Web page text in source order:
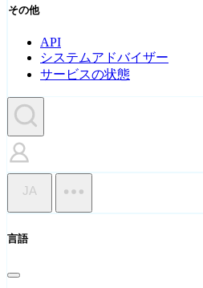
その他
API
システムアドバイザー
サービスの状態
JA
言語